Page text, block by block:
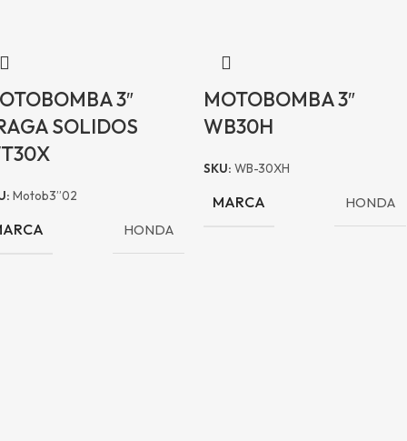
3″
SOLIDOS
Motob3”02
HONDA
MOTOBOMBA 3″
WB30H
SKU:WB-30XH
MARCA HONDA